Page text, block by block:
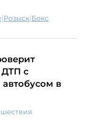
| розыск| бокс
ДТП с
в